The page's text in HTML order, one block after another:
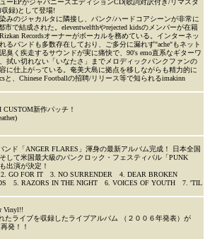
ーEPがジャパニーズエディションCD(歌詞対訳付き/リマスタ
録)として登場!
みのジャカルタに隣接し、パンク/ハードコアシーンが非常に
で結成された。eleventwelfthやrejected kidsのメンバーが在籍
Recordsオーナーがボーカルを務めている。インターネッ
るバンドも多数存在しており、ご多分に漏れず"ache"もネット
臭く疾走するサウンドが実に痛快で、90's emo直系なギターワ
拭い切れない「いなたさ」までメロディックパンクファンの
に仕上がっている。奄美大島に拠点を移しながらも精力的に
と、Chinese Footballの招聘/リリース等で知られるimakinn
CUSTOM新作パッチ！
ンド「ANGER FLARES」渾身の最新アルバム完成！ 日本全国
して米国最大級のパンクロック・フェスティバル「PUNK
出演が決定！
GO FOR IT 3. NO SURRENDER 4. DEAR BROKEN
5. RAZORS IN THE NIGHT 6. VOICES OF YOUTH 7. 'TIL
Vinyl!!
たライブを収録したライブアルバム （２００６年発表）が
発！！